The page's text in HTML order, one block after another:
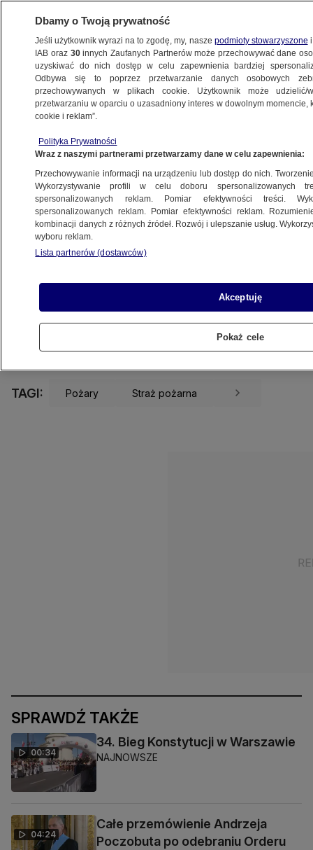
Spłonęła hala produkcyjna w Rybnie.
Całonocna akcja strażaków
Udostępnij
TAGI: Pożary Straż pożarna
SPRAWDŹ TAKŻE
00:34
34. Bieg Konstytucji w Warszawie
NAJNOWSZE
04:24
Całe przemówienie Andrzeja
Poczobuta po odebraniu Orderu
Dbamy o Twoją prywatność
Jeśli użytkownik wyrazi na to zgodę, my, nasze podmioty stowarzyszone
IAB oraz 30innych Zaufanych Partnerów może przechowywać dane
uzyskiwać do nich dostęp w celu zapewnienia bardziej
Odbywa się to poprzez przetwarzanie danych osobowych
przechowywanych w plikach cookie. Użytkownik może
przetwarzaniu w oparciu o uzasadniony interes w dowolnym momencie,
cookie i reklam”.
Polityka Prywatności
Wraz z naszymi partnerami przetwarzamy dane w celu zapewnienia:
Przechowywanie informacji na urządzeniu lub dostęp do nich.
Wykorzystywanie profili w celu doboru spersonalizowanych
spersonalizowanych reklam. Pomiar efektywności treści.
spersonalizowanych reklam. Pomiar efektywności reklam.
kombinacji danych z różnych źródeł. Rozwój i ulepszanie usług.
wyboru reklam.
Lista partnerów (dostawców)
Akceptuję
Pokaż cele